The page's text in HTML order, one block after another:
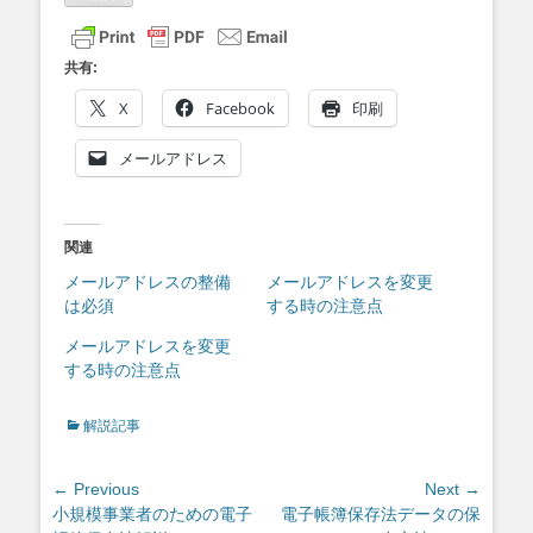
共有:
X Facebook 印刷
メールアドレス
関連
メールアドレスの整備
は必須
メールアドレスを変更
する時の注意点
メールアドレスを変更
する時の注意点
Categories
解説記事
投
稿
← Previous
Previous
小規模事業者のための電子
Next →
Next
電子帳簿保存法データの保